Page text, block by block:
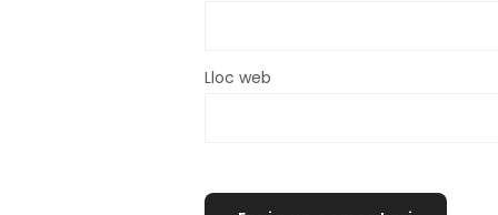
Lloc web